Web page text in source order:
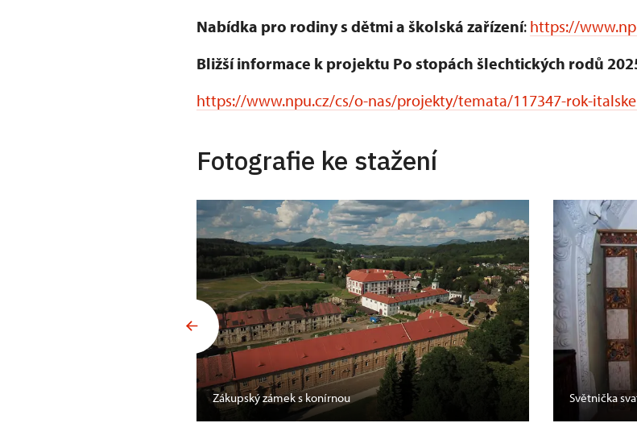
Nabídka pro rodiny s dětmi a školská zařízení: https://
Bližší informace k projektu Po stopách šlechtických rodů
https://www.npu.cz/cs/o-nas/projekty/temata/117347-rok-
Fotografie ke stažení
Zákupský zámek s konírnou Světnička